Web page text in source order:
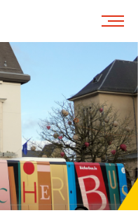
gemeng